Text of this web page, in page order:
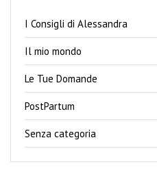
I Consigli di Alessandra
Il mio mondo
Le Tue Domande
PostPartum
Senza categoria